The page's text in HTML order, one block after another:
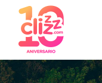
contenido